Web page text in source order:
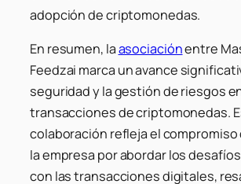
adopción de criptomonedas.
En resumen, laasociaciónentre
Feedzai marca un avance
seguridad y la gestión de riesgos
transacciones de criptomonedas.
colaboración refleja el
la empresa por abordar los
con las transacciones digitales,